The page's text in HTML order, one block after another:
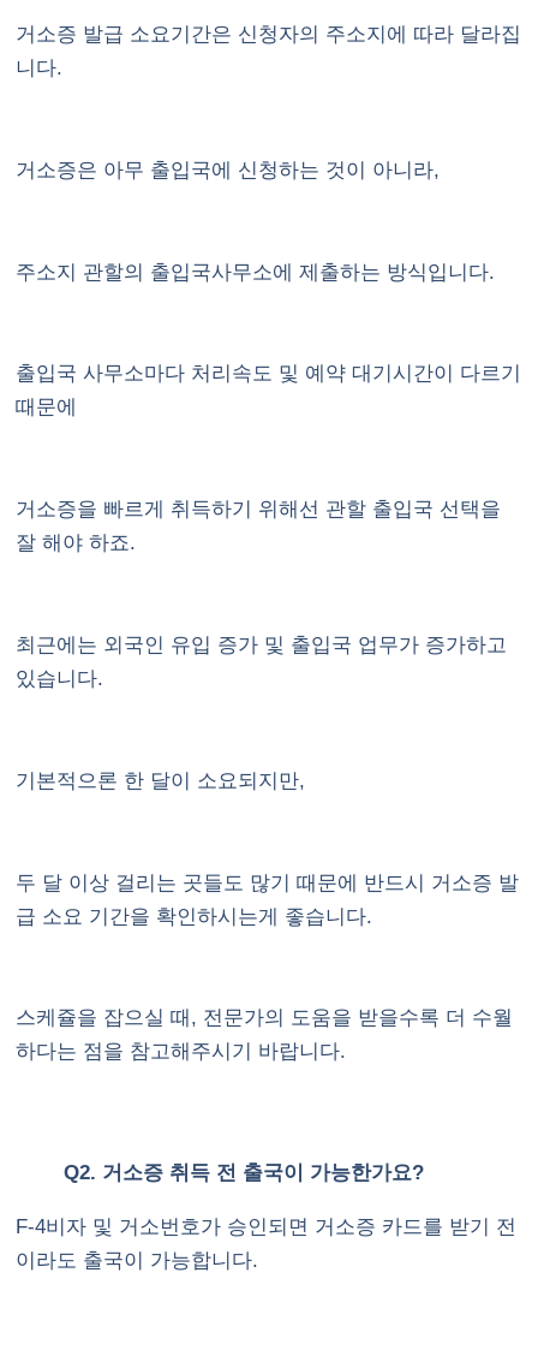
거소증 발급 소요기간은 신청자의 주소지에 따라 달라집
니다.
거소증은 아무 출입국에 신청하는 것이 아니라,
주소지 관할의 출입국사무소에 제출하는 방식입니다.
출입국 사무소마다 처리속도 및 예약 대기시간이 다르기
때문에
거소증을 빠르게 취득하기 위해선 관할 출입국 선택을
잘 해야 하죠.
최근에는 외국인 유입 증가 및 출입국 업무가 증가하고
있습니다.
기본적으론 한 달이 소요되지만,
두 달 이상 걸리는 곳들도 많기 때문에 반드시 거소증 발
급 소요 기간을 확인하시는게 좋습니다.
스케쥴을 잡으실 때, 전문가의 도움을 받을수록 더 수월
하다는 점을 참고해주시기 바랍니다.
Q2. 거소증 취득 전 출국이 가능한가요?
F-4비자 및 거소번호가 승인되면 거소증 카드를 받기 전
이라도 출국이 가능합니다.